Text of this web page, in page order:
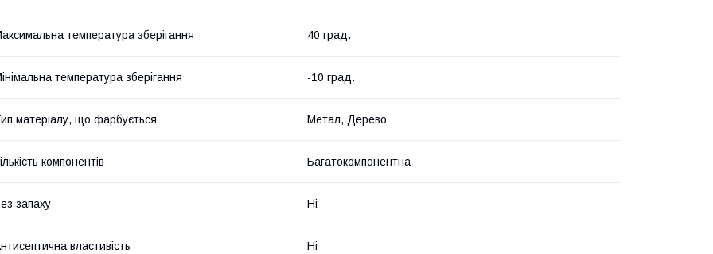
температура зберігання 40 град.
температура зберігання -10 град.
матеріалу, що фарбується Метал, Дерево
компонентів Багатокомпонентна
запаху Ні
властивість Ні